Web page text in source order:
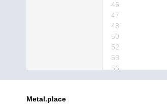
46
47
48
50
52
53
56
57
Metal.place